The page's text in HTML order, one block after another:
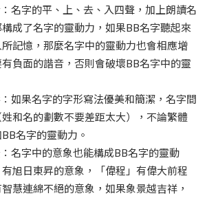
：名字的平、上、去、入四聲，加上朗讀名
成了名字的靈動力，如果BB名字聽起來
記憶，那麼名字中的靈動力也會相應增
負面的諧音，否則會破壞BB名字中的靈
：如果名字的字形寫法優美和簡潔，名字間
和名的劃數不要差距太大），不論繁體
名字的靈動力。
：名字中的意象也能構成BB名字的靈動
旭日東昇的意象，「偉程」有偉大前程
慧連綿不絕的意象，如果象景越吉祥，